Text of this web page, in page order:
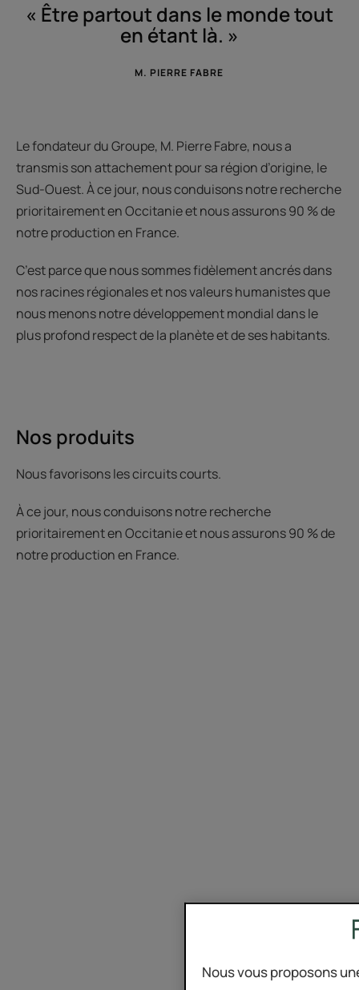
« Être partout dans le monde tout
en étant là. »
M. PIERRE FABRE
Le fondateur du Groupe, M. Pierre Fabre, nous a
transmis son attachement pour sa région d’origine, le
Sud-Ouest. À ce jour, nous conduisons notre recherche
prioritairement en Occitanie et nous assurons 90 % de
notre production en France.
C’est parce que nous sommes fidèlement ancrés dans
nos racines régionales et nos valeurs humanistes que
nous menons notre développement mondial dans le
plus profond respect de la planète et de ses habitants.
Nos produits
Nous favorisons les circuits courts.
À ce jour, nous conduisons notre recherche
prioritairement en Occitanie et nous assurons 90 % de
notre production en France.
Nous vous proposons